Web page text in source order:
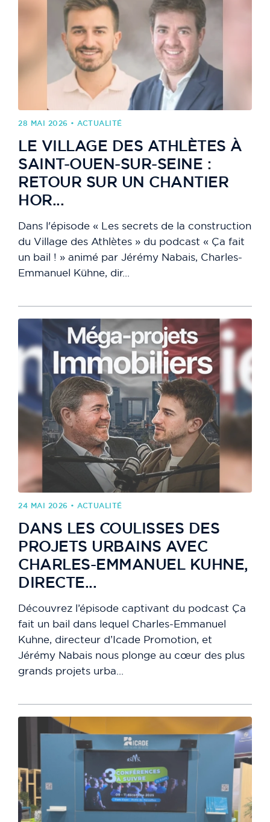
28 MAI 2026 • ACTUALITÉ
LE VILLAGE DES ATHLÈTES À
SAINT-OUEN-SUR-SEINE :
RETOUR SUR UN CHANTIER
HOR...
Dans l'épisode « Les secrets de la construction
du Village des Athlètes » du podcast « Ça fait
un bail ! » animé par Jérémy Nabais, Charles-
Emmanuel Kühne, dir...
24 MAI 2026 • ACTUALITÉ
DANS LES COULISSES DES
PROJETS URBAINS AVEC
CHARLES-EMMANUEL KUHNE,
DIRECTE...
Découvrez l’épisode captivant du podcast Ça
fait un bail dans lequel Charles-Emmanuel
Kuhne, directeur d’Icade Promotion, et
Jérémy Nabais nous plonge au cœur des plus
grands projets urba...